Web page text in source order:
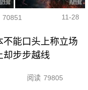
70851 11-28
不能口头上称立场
却步步越线
阅读 79805